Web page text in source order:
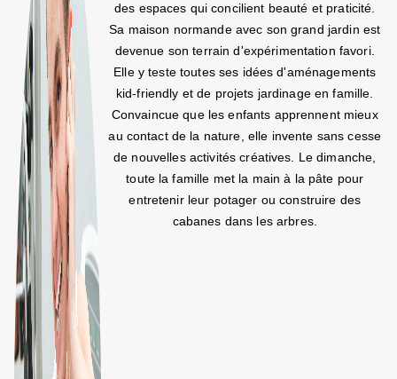
des espaces qui concilient beauté et praticité.
Sa maison normande avec son grand jardin est
devenue son terrain d'expérimentation favori.
Elle y teste toutes ses idées d'aménagements
kid-friendly et de projets jardinage en famille.
Convaincue que les enfants apprennent mieux
au contact de la nature, elle invente sans cesse
de nouvelles activités créatives. Le dimanche,
toute la famille met la main à la pâte pour
entretenir leur potager ou construire des
cabanes dans les arbres.